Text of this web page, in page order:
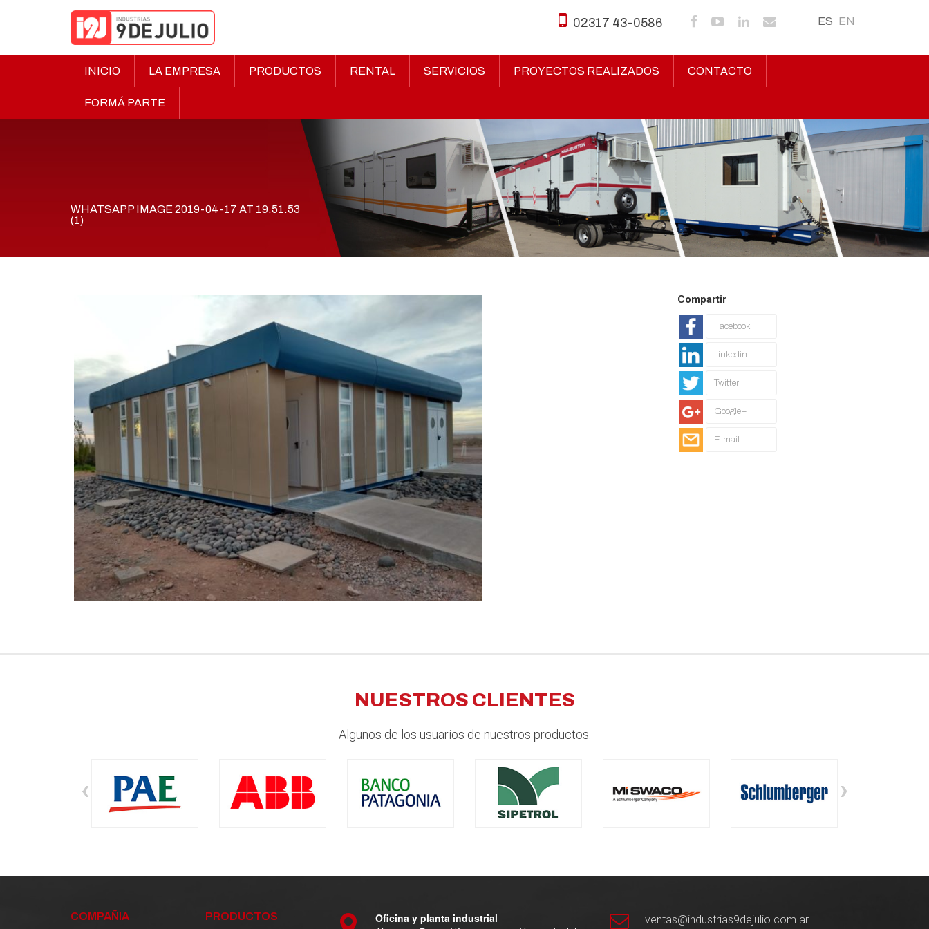
ES EN
02317 43-0586
INICIO LA EMPRESA PRODUCTOS RENTAL SERVICIOS PROYECTOS REALIZADOS CONTACTO
FORMÁ PARTE
WHATSAPP IMAGE 2019-04-17 AT 19.51.53
(1)
Compartir
Facebook
Linkedin
Twitter
Google+
E-mail
NUESTROS CLIENTES
Algunos de los usuarios de nuestros productos.
‹ ›
COMPAÑIA PRODUCTOS
Oficina y planta industrial
ventas@industrias9dejulio.com.ar